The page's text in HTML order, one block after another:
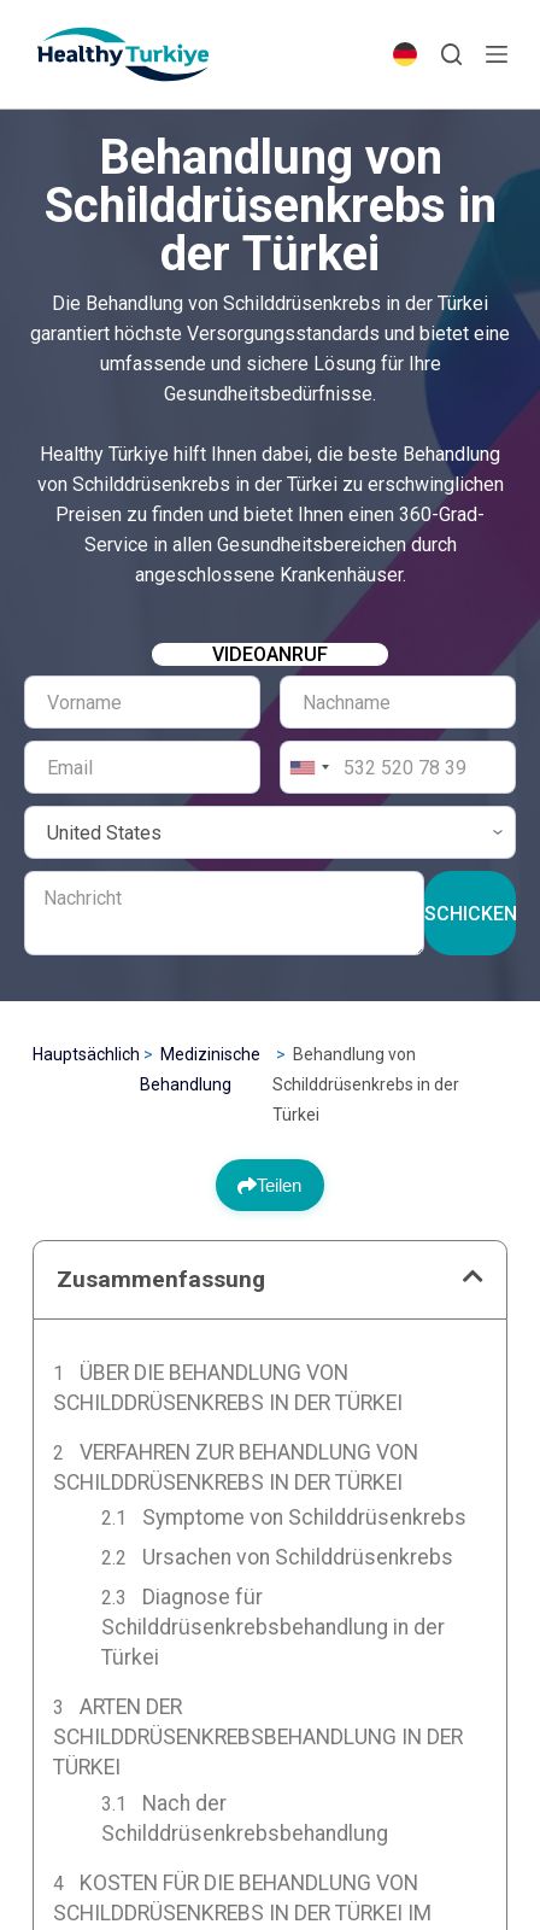
p
e
Behandlung von
Schilddrüsenkrebs in
der Türkei
Die Behandlung von Schilddrüsenkrebs in der Türkei
garantiert höchste Versorgungsstandards und bietet eine
umfassende und sichere Lösung für Ihre
Gesundheitsbedürfnisse.
Healthy Türkiye hilft Ihnen dabei, die beste Behandlung
von Schilddrüsenkrebs in der Türkei zu erschwinglichen
Preisen zu finden und bietet Ihnen einen 360-Grad-
Service in allen Gesundheitsbereichen durch
angeschlossene Krankenhäuser.
VIDEOANRUF
SCHICKEN
Hauptsächlich
Medizinische
Behandlung
Behandlung von
Schilddrüsenkrebs in der
Türkei
Teilen
Zusammenfassung
ÜBER DIE BEHANDLUNG VON
SCHILDDRÜSENKREBS IN DER TÜRKEI
VERFAHREN ZUR BEHANDLUNG VON
SCHILDDRÜSENKREBS IN DER TÜRKEI
Symptome von Schilddrüsenkrebs
Ursachen von Schilddrüsenkrebs
Diagnose für
Schilddrüsenkrebsbehandlung in der
Türkei
ARTEN DER
SCHILDDRÜSENKREBSBEHANDLUNG IN DER
TÜRKEI
Nach der
Schilddrüsenkrebsbehandlung
KOSTEN FÜR DIE BEHANDLUNG VON
SCHILDDRÜSENKREBS IN DER TÜRKEI IM